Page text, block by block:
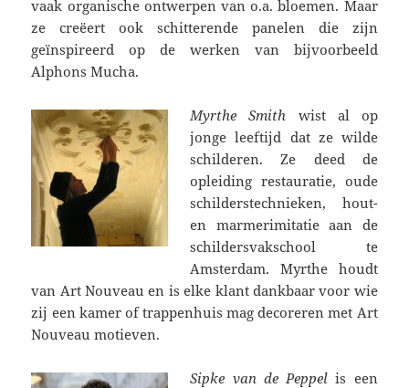
vaak organische ontwerpen van o.a. bloemen. Maar
ze creëert ook schitterende panelen die zijn
geïnspireerd op de werken van bijvoorbeeld
Alphons Mucha.
Myrthe Smith wist al op
jonge leeftijd dat ze wilde
schilderen. Ze deed de
opleiding restauratie, oude
schilderstechnieken, hout-
en marmerimitatie aan de
schildersvakschool te
Amsterdam. Myrthe houdt
van Art Nouveau en is elke klant dankbaar voor wie
zij een kamer of trappenhuis mag decoreren met Art
Nouveau motieven.
Sipke van de Peppelis een